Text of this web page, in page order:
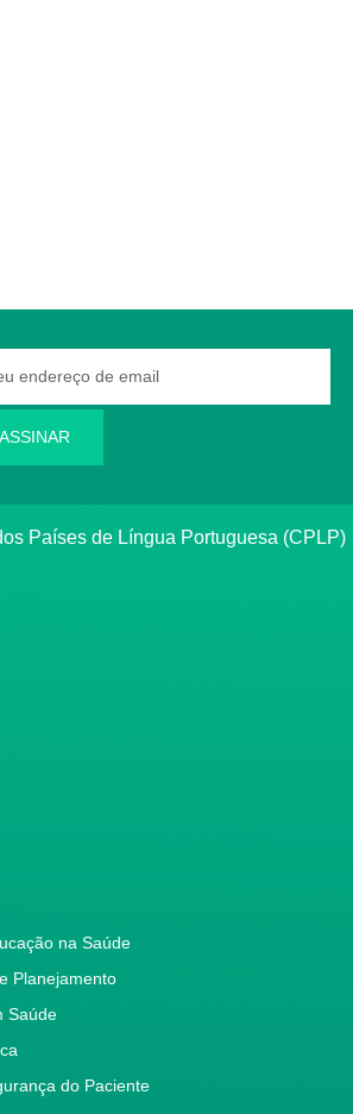
ASSINAR
Países de Língua Portuguesa (CPLP)
na Saúde
Planejamento
Saúde
do Paciente